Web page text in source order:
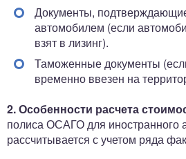
Документы,
автомобилем (если
взят в лизинг).
Таможенные документы
временно ввезен на
2. Особенности расчета
полиса ОСАГО для иностранного
рассчитывается с учетом ряда